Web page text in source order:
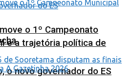
e a trajetória política de
o novo governador do ES
o 1º Campeonato